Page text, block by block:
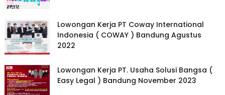
Lowongan Kerja PT Coway International
Indonesia ( COWAY ) Bandung Agustus
2022
Lowongan Kerja PT. Usaha Solusi Bangsa (
Easy Legal ) Bandung November 2023